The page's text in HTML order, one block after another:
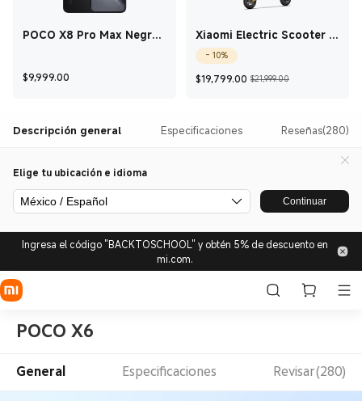
POCO X8 Pro Max Negro
$9,999.00 Current Price $9,999
Xiaomi Electric Scooter 6
Ultra Amarillo
- 10%
$19,799.00 Current Price
$21,999.00Precio de
Descripción general Especificaciones Reseñas(280)